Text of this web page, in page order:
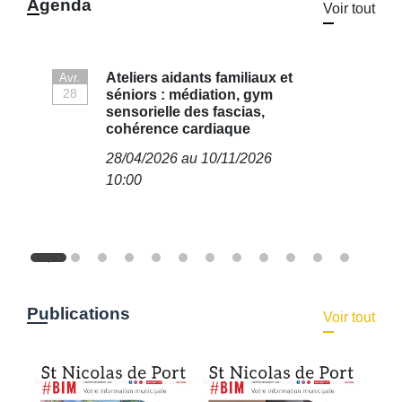
Agenda Voir tout
Avr.
28
Ateliers aidants familiaux et
séniors : médiation, gym
sensorielle des fascias,
cohérence cardiaque
28/04/2026 au 10/11/2026
10:00
Publications Voir tout